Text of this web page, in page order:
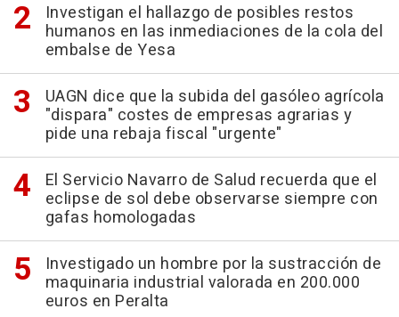
Investigan el hallazgo de posibles restos
humanos en las inmediaciones de la cola del
embalse de Yesa
UAGN dice que la subida del gasóleo agrícola
"dispara" costes de empresas agrarias y
pide una rebaja fiscal "urgente"
El Servicio Navarro de Salud recuerda que el
eclipse de sol debe observarse siempre con
gafas homologadas
Investigado un hombre por la sustracción de
maquinaria industrial valorada en 200.000
euros en Peralta